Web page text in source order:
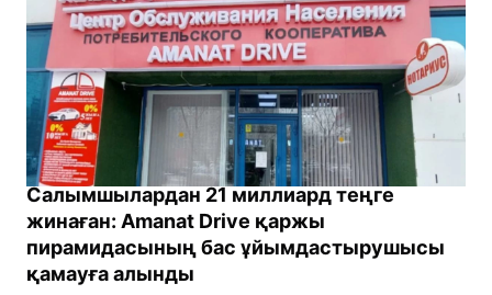
Салымшылардан 21 миллиард теңге
жинаған: Amanat Drive қаржы
пирамидасының бас ұйымдастырушысы
қамауға алынды